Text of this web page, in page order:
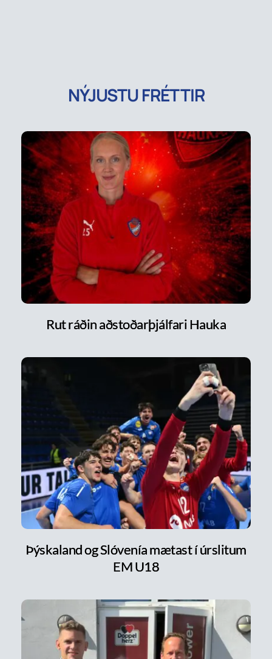
NÝJUSTU FRÉTTIR
Rut ráðin aðstoðarþjálfari Hauka
Þýskaland og Slóvenía mætast í úrslitum
EM U18